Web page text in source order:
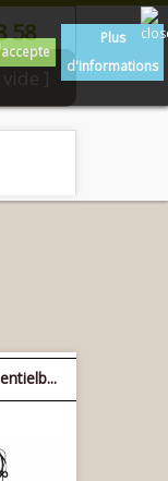
58
Plus
d'informations